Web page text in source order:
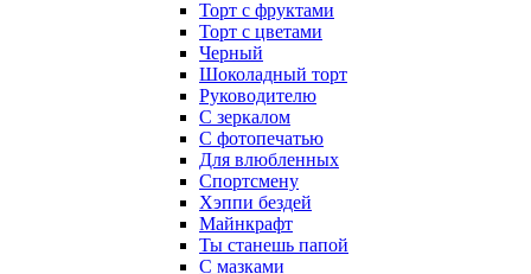
Торт с фруктами
Торт с цветами
Черный
Шоколадный торт
Руководителю
С зеркалом
С фотопечатью
Для влюбленных
Спортсмену
Хэппи бездей
Майнкрафт
Ты станешь папой
С мазками